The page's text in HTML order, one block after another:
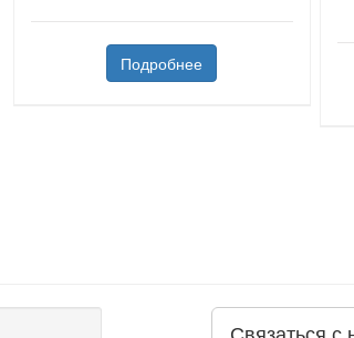
Подробнее
Связаться с